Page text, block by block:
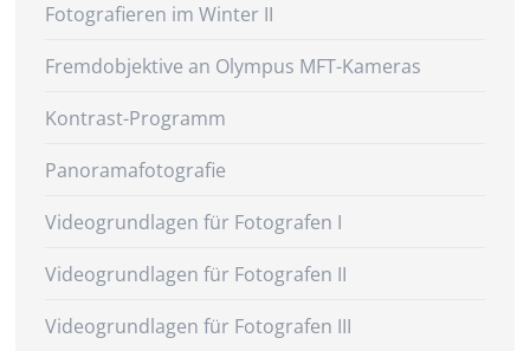
Fotografieren im Winter II
Fremdobjektive an Olympus MFT-Kameras
Kontrast-Programm
Panoramafotografie
Videogrundlagen für Fotografen I
Videogrundlagen für Fotografen II
Videogrundlagen für Fotografen III